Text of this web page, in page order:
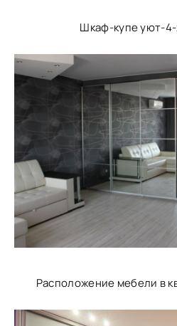
Шкаф-купе уют-
Расположение мебели в